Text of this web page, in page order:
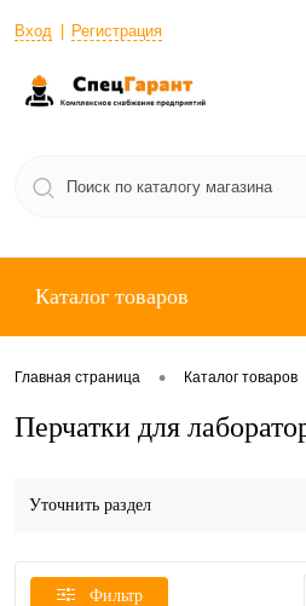
Вход Регистрация
Каталог товаров
Главная страница • Каталог товаров
Перчатки для
Уточнить раздел
Фильтр